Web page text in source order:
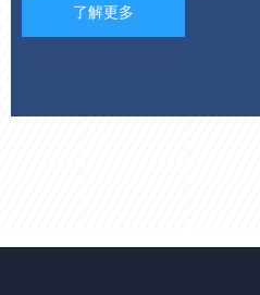
了解更多